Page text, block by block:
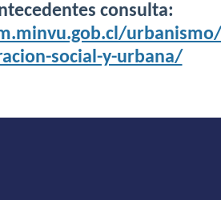
consulta:
social-y-urbana/